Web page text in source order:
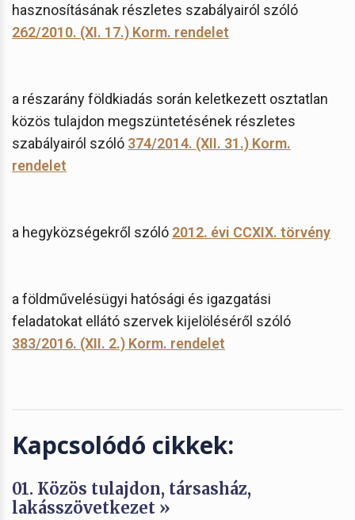
hasznosításának részletes szabályairól szóló
262/2010. (XI. 17.) Korm. rendelet
a részarány földkiadás során keletkezett osztatlan
közös tulajdon megszüntetésének részletes
szabályairól szóló 374/2014. (XII. 31.) Korm.
rendelet
a hegyközségekről szóló 2012. évi CCXIX. törvény
a földművelésügyi hatósági és igazgatási
feladatokat ellátó szervek kijelöléséről szóló
383/2016. (XII. 2.) Korm. rendelet
Kapcsolódó cikkek:
01. Közös tulajdon, társasház,
lakásszövetkezet »